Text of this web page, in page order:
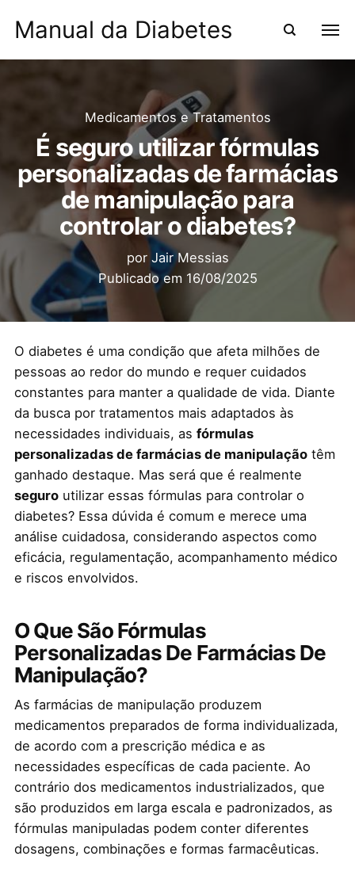
Manual da Diabetes
Medicamentos e Tratamentos
É seguro utilizar fórmulas
personalizadas de farmácias
de manipulação para
controlar o diabetes?
por Jair Messias
Publicado em 16/08/2025
O diabetes é uma condição que afeta milhões de
pessoas ao redor do mundo e requer cuidados
constantes para manter a qualidade de vida. Diante
da busca por tratamentos mais adaptados às
necessidades individuais, as fórmulas
personalizadas de farmácias de manipulaçãotêm
ganhado destaque. Mas será que é realmente
seguroutilizar essas fórmulas para controlar o
diabetes? Essa dúvida é comum e merece uma
análise cuidadosa, considerando aspectos como
eficácia, regulamentação, acompanhamento médico
e riscos envolvidos.
O Que São Fórmulas
Personalizadas De Farmácias De
Manipulação?
As farmácias de manipulação produzem
medicamentos preparados de forma individualizada,
de acordo com a prescrição médica e as
necessidades específicas de cada paciente. Ao
contrário dos medicamentos industrializados, que
são produzidos em larga escala e padronizados, as
fórmulas manipuladas podem conter diferentes
dosagens, combinações e formas farmacêuticas.